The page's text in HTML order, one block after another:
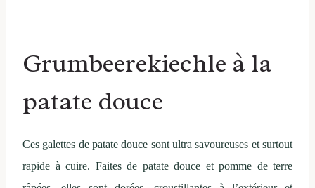
Grumbeerekiechle à la
patate douce
Ces galettes de patate douce sont ultra savoureuses et surtout
rapide à cuire. Faites de patate douce et pomme de terre